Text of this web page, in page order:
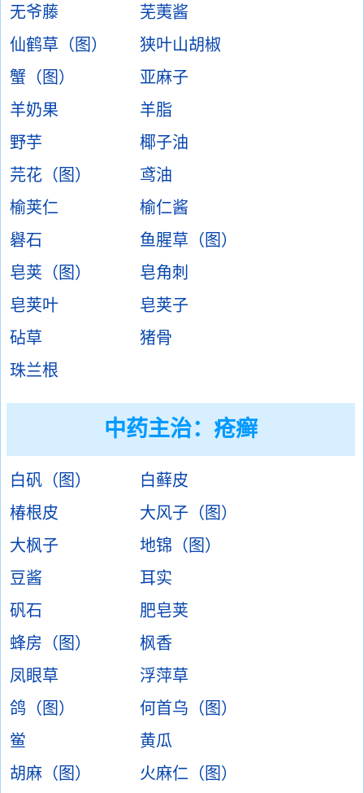
无爷藤
芜荑酱
仙鹤草（图）
狭叶山胡椒
蟹（图）
亚麻子
羊奶果
羊脂
野芋
椰子油
芫花（图）
鸢油
榆荚仁
榆仁酱
礜石
鱼腥草（图）
皂荚（图）
皂角刺
皂荚叶
皂荚子
砧草
猪骨
珠兰根
中药主治： 疮癣
白矾（图）
白藓皮
椿根皮
大风子（图）
大枫子
地锦（图）
豆酱
耳实
矾石
肥皂荚
蜂房（图）
枫香
凤眼草
浮萍草
鸽（图）
何首乌（图）
鲎
黄瓜
胡麻（图）
火麻仁（图）